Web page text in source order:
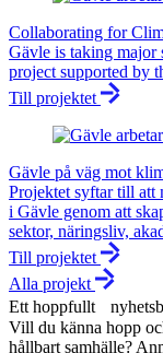
Collaborating for
Gävle is taking major
project supported by
Till projektet
Gävle på väg mot
Projektet syftar till att
i Gävle genom att
sektor, näringsliv,
Till projektet
Alla projekt
Ett hoppfullt
Vill du känna hopp
hållbart samhälle?